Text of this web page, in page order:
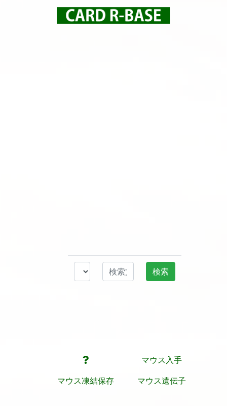
マウス入手
マウス凍結保存 マウス遺伝子